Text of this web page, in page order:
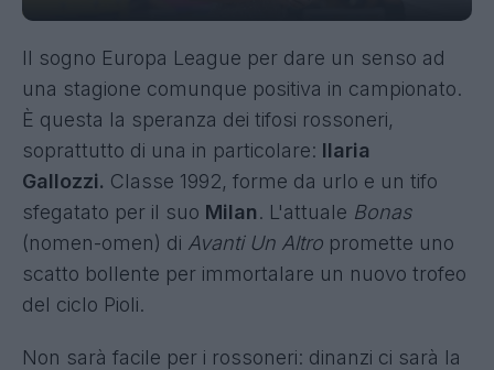
Il sogno Europa League per dare un senso ad
una stagione comunque positiva in campionato.
È questa la speranza dei tifosi rossoneri,
soprattutto di una in particolare: Ilaria
Gallozzi. Classe 1992, forme da urlo e un tifo
sfegatato per il suo Milan. L'attuale Bonas
(nomen-omen) di Avanti Un Altro promette uno
scatto bollente per immortalare un nuovo trofeo
del ciclo Pioli.
Non sarà facile per i rossoneri: dinanzi ci sarà la